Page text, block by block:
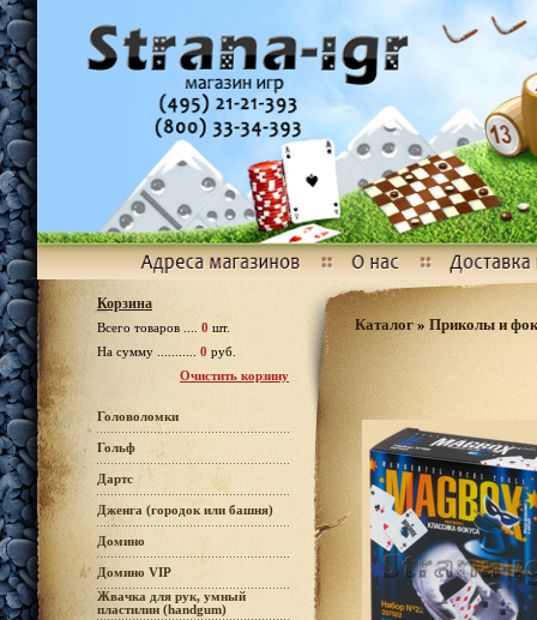
Корзина
Всего товаров .... 0 шт.
На сумму ........... 0 руб.
Очистить корзину
Головоломки
Гольф
Дартс
Дженга (городок или башня)
Домино
Домино VIP
Жвачка для рук, умный
пластилин (handgum)
Каталог»Приколы и